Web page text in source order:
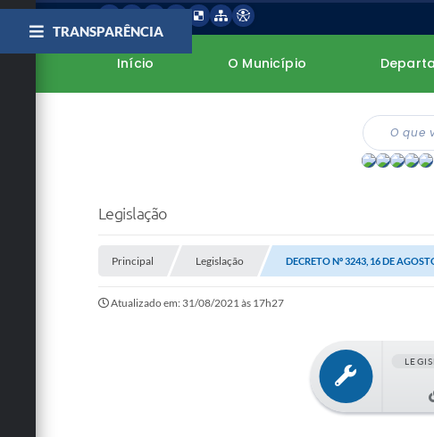
Início O Município
TRANSPARÊNCIA
Legislação
Principal Legislação DECRETO Nº 3243, 16 DE
Atualizado em: 31/08/2021 às 17h27